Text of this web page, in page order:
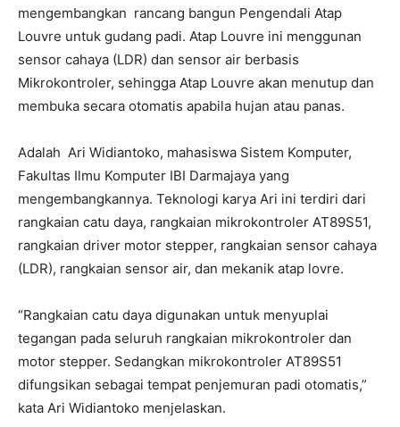
mengembangkan rancang bangun Pengendali Atap
Louvre untuk gudang padi. Atap Louvre ini menggunan
sensor cahaya (LDR) dan sensor air berbasis
Mikrokontroler, sehingga Atap Louvre akan menutup dan
membuka secara otomatis apabila hujan atau panas.
Adalah Ari Widiantoko, mahasiswa Sistem Komputer,
Fakultas Ilmu Komputer IBI Darmajaya yang
mengembangkannya. Teknologi karya Ari ini terdiri dari
rangkaian catu daya, rangkaian mikrokontroler AT89S51,
rangkaian driver motor stepper, rangkaian sensor cahaya
(LDR), rangkaian sensor air, dan mekanik atap lovre.
“Rangkaian catu daya digunakan untuk menyuplai
tegangan pada seluruh rangkaian mikrokontroler dan
motor stepper. Sedangkan mikrokontroler AT89S51
difungsikan sebagai tempat penjemuran padi otomatis,”
kata Ari Widiantoko menjelaskan.